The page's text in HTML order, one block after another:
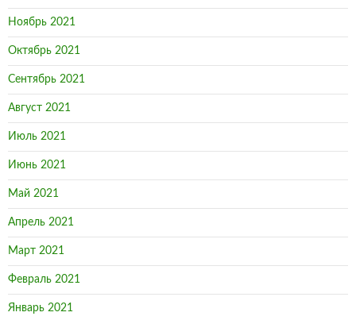
Ноябрь 2021
Октябрь 2021
Сентябрь 2021
Август 2021
Июль 2021
Июнь 2021
Май 2021
Апрель 2021
Март 2021
Февраль 2021
Январь 2021